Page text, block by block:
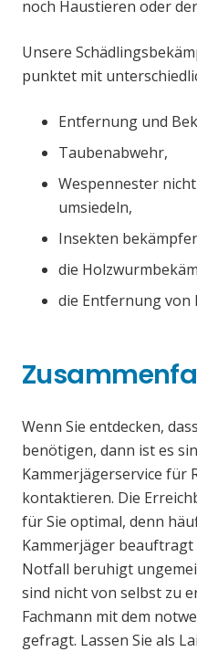
noch Haustieren oder
Unsere
punktet mit
Entfernung und
Taubenabwehr,
Wespennester
umsiedeln,
Insekten
die
die Entfernung von
Wenn Sie entdecken,
benötigen, dann ist es
Kammerjägerservice für
kontaktieren. Die
für Sie optimal, denn
Kammerjäger
Notfall beruhigt
sind nicht von selbst zu
Fachmann mit dem
gefragt. Lassen Sie als